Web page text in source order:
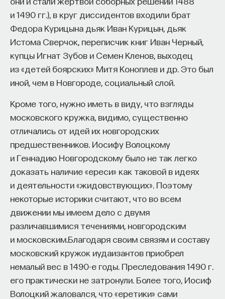
и 1490 гг.), в круг диссидентов входили брат
Федора Курицына дьяк Иван Курицын, дьяк
Истома Сверчок, переписчик книг Иван Черный,
купцы Игнат Зубов и Семен Кленов, выходец
из «детей боярских» Митя Коноплев и др. Это был
иной, чем в Новгороде, социальный слой.
Кроме того, нужно иметь в виду, что взгляды
московского кружка, видимо, существенно
отличались от идей их новгородских
предшественников. Иосифу Волоцкому
и Геннадию Новгородскому было не так легко
доказать наличие «ереси» как таковой в идеях
и деятельности «жидовствующих». Поэтому
некоторые историки считают, что во всем
движении мы имеем дело с двумя
различавшимися течениями, новгородским
и московским.Благодаря своим связям и составу
московский кружок иудаизантов приобрел
немалый вес в 1490-е годы. Преследования 1490 г.
его практически не затронули. Более того, Иосиф
Волоцкий жаловался, что «еретики» сами